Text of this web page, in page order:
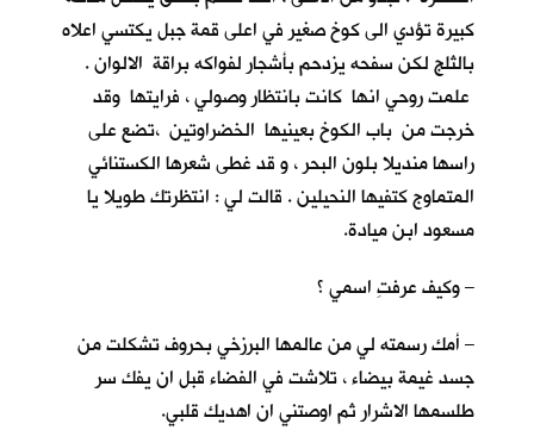
كبيرة تؤدي الى كوخ صغير في اعلى قمة جبل يكتسي اعلاه
بالثلج لكن سفحه يزدحم بأشجار لفواكه براقة الالوان .
علمت روحي انها كانت بانتظار وصولي ، فرايتها وقد
خرجت من باب الكوخ بعينيها الخضراوتين ،تضع على
راسها منديلا بلون البحر ، و قد غطى شعرها الكستنائي
المتماوج كتفيها النحيلين . قالت لي : انتظرتك طويلا يا
مسعود ابن ميادة.
– وكيف عرفتِ اسمي ؟
– أمك رسمته لي من عالمها البرزخي بحروف تشكلت من
جسد غيمة بيضاء ، تلاشت في الفضاء قبل ان يفك سر
طلسمها الاشرار ثم اوصتني ان اهديك قلبي.